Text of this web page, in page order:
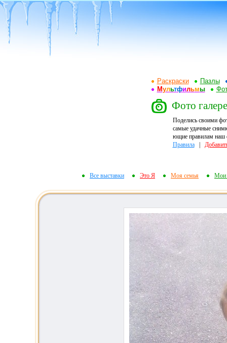
Раскраски
Пазлы
Мультфильмы
Фото
Поделись своими
самые удачные
ющие правилам наш
Правила|
Все выставки Это Я Моя семья Мои